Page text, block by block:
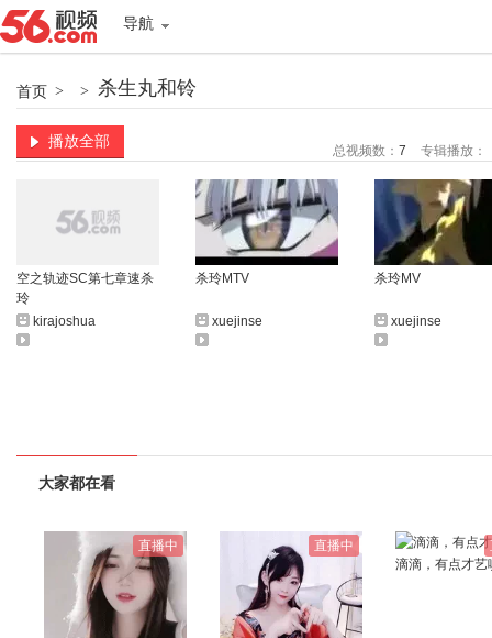
导航
首页 > > 杀生丸和铃
播放全部
总视频数： 7 专辑播放：
空之轨迹SC第七章速杀
玲
kirajoshua
杀玲MTV
xuejinse
杀玲MV
xuejinse
大家都在看
直播中 直播中
滴滴，有点才艺